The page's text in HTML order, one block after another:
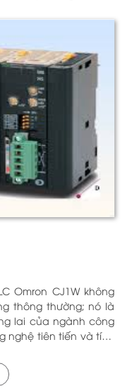
hoạt động của các
nghiệp cũng như
công nghệ hiện đại,
hồi nhanh chóng,
và độ an toàn cho
thông thường; nó là
lai của ngành công
nghệ tiên tiến và tính
nhiều lĩnh vực khác
và hiệu quả, sản